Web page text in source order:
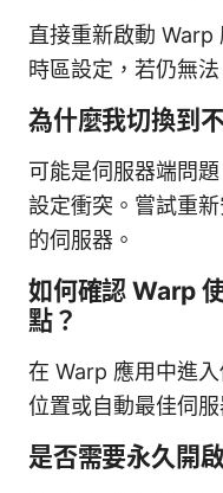
直接重新啟動 Warp
時區設定，若仍無
為什麼我切換到
可能是伺服器端問
設定衝突。嘗試重
的伺服器。
如何確認 Warp
點？
在 Warp 應用中進
位置或自動最佳伺服
是否需要永久開